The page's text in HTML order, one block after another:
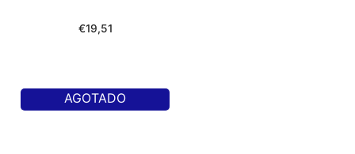
€19,51
AGOTADO